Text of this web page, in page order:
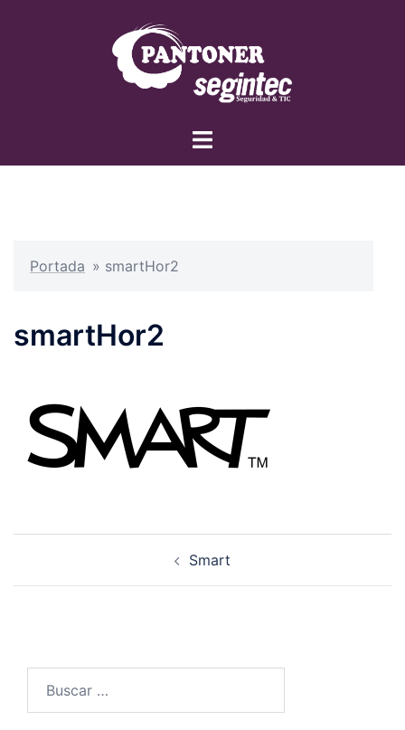
Alternar
Portada » smartHor2
smartHor2
Smart